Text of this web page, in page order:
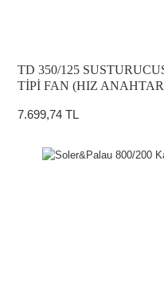
TD 350/125
TİPİ FAN (HIZ
7.699,74 TL